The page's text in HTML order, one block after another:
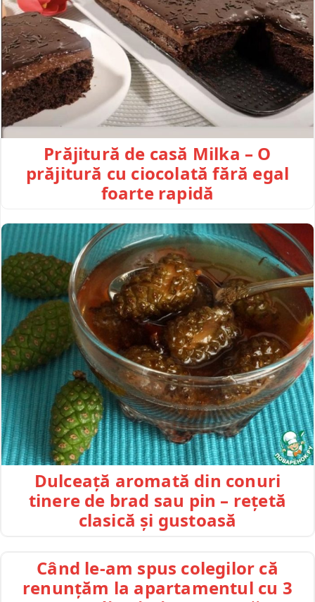
Prăjitură de casă Milka – O
prăjitură cu ciocolată fără egal
foarte rapidă
Dulceață aromată din conuri
tinere de brad sau pin – rețetă
clasică și gustoasă
Când le-am spus colegilor că
renunțăm la apartamentul cu 3